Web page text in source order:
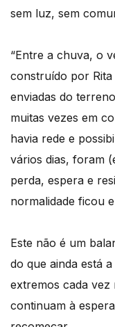
sem luz, sem
“Entre a chuva, o
construído por
enviadas do
muitas vezes em
havia rede e
vários dias, foram
perda, espera e
normalidade ficou
Este não é um
do que ainda está
extremos cada vez
continuam à